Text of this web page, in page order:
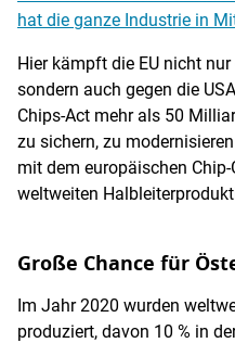
hat die ganze Industrie in
Hier kämpft die EU nicht
sondern auch gegen die
Chips-Act mehr als 50
zu sichern, zu
mit dem europäischen
weltweiten
Große Chance für
Im Jahr 2020 wurden
produziert, davon 10 % in